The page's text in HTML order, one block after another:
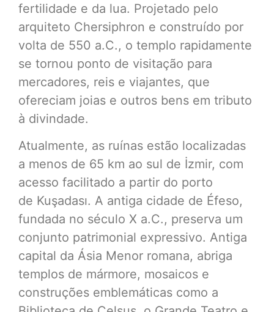
fertilidade e da lua. Projetado pelo
arquiteto Chersiphron e construído por
volta de 550 a.C., o templo rapidamente
se tornou ponto de visitação para
mercadores, reis e viajantes, que
ofereciam joias e outros bens em tributo
à divindade.
Atualmente, as ruínas estão localizadas
a menos de 65 km ao sul de İzmir, com
acesso facilitado a partir do porto
de Kuşadası. A antiga cidade de Éfeso,
fundada no século X a.C., preserva um
conjunto patrimonial expressivo. Antiga
capital da Ásia Menor romana, abriga
templos de mármore, mosaicos e
construções emblemáticas como a